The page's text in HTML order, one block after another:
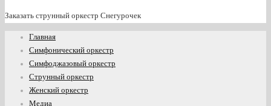
Заказать струнный оркестр Снегурочек
Главная
Симфонический оркестр
Симфоджазовый оркестр
Струнный оркестр
Женский оркестр
Медиа